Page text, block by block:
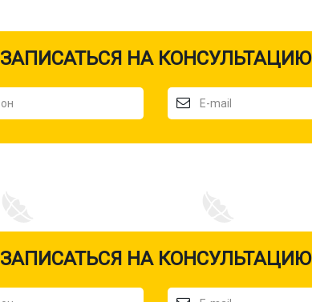
ЗАПИСАТЬСЯ НА КОНСУЛЬТАЦИЮ
ЗАПИСАТЬСЯ НА КОНСУЛЬТАЦИЮ